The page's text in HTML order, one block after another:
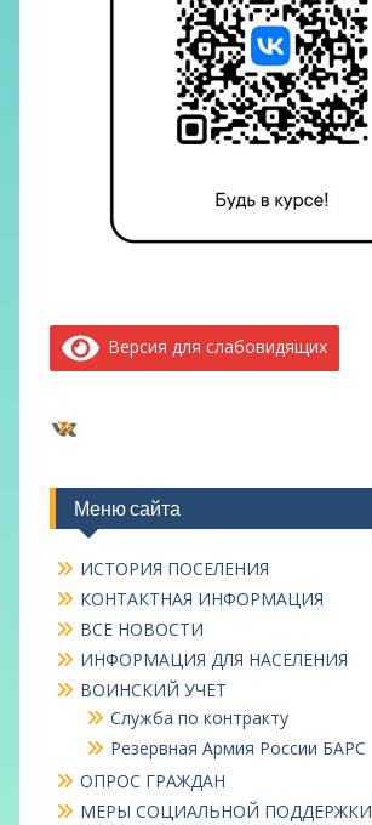
Версия для слабовидящих
ВКонтакте
Меню сайта
ИСТОРИЯ ПОСЕЛЕНИЯ
КОНТАКТНАЯ ИНФОРМАЦИЯ
ВСЕ НОВОСТИ
ИНФОРМАЦИЯ ДЛЯ НАСЕЛЕНИЯ
ВОИНСКИЙ УЧЕТ
Служба по контракту
Резервная Армия России БАРС
ОПРОС ГРАЖДАН
МЕРЫ СОЦИАЛЬНОЙ ПОДДЕРЖКИ